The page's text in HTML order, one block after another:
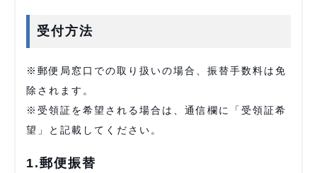
受付方法
※郵便局窓口での取り扱いの場合、振替手数料は免
除されます。
※受領証を希望される場合は、通信欄に「受領証希
望」と記載してください。
1.郵便振替